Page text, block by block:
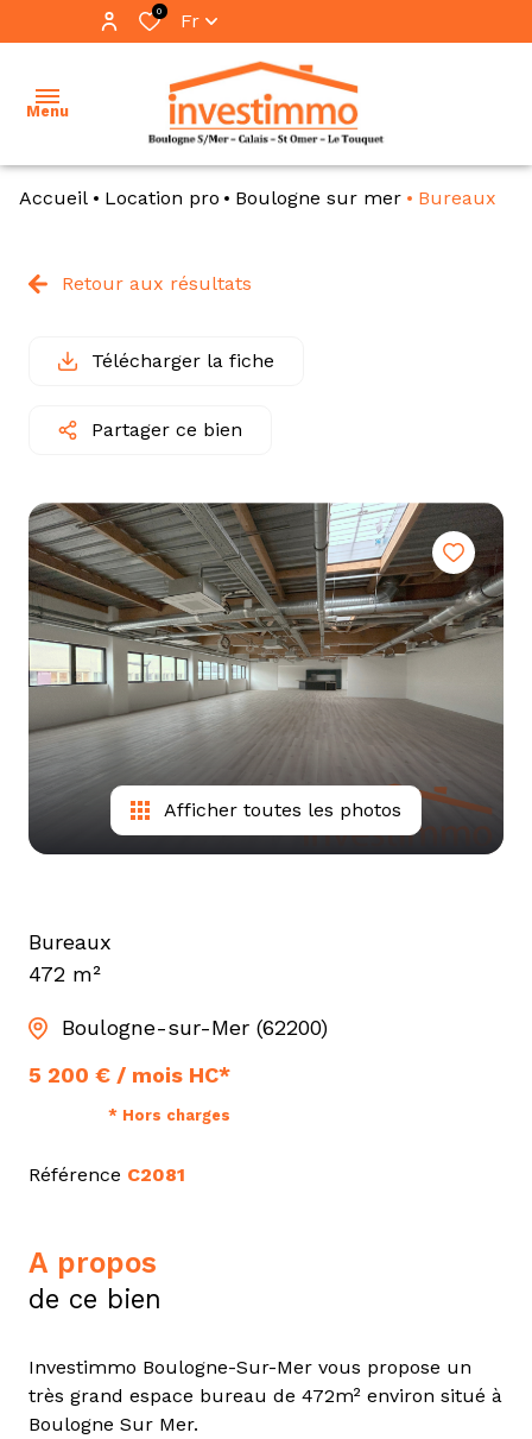
0 Fr
Menu
ventes
vente
pro
immo
tarif
estimation
Accueil Location pro Boulogne sur mer Bureaux
Retour aux résultats
Télécharger la fiche
Partager ce bien
Afficher toutes les photos
Bureaux
472 m²
Boulogne-sur-Mer (62200)
5 200 € / mois HC*
* Hors charges
Référence C2081
a propos
de ce bien
Investimmo Boulogne-Sur-Mer vous propose un
très grand espace bureau de 472m² environ situé à
Boulogne Sur Mer.